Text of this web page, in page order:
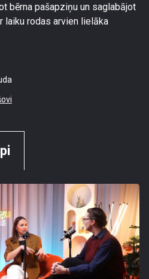
bērna pašapziņu un saglabājot
laiku rodas arvien lielāka